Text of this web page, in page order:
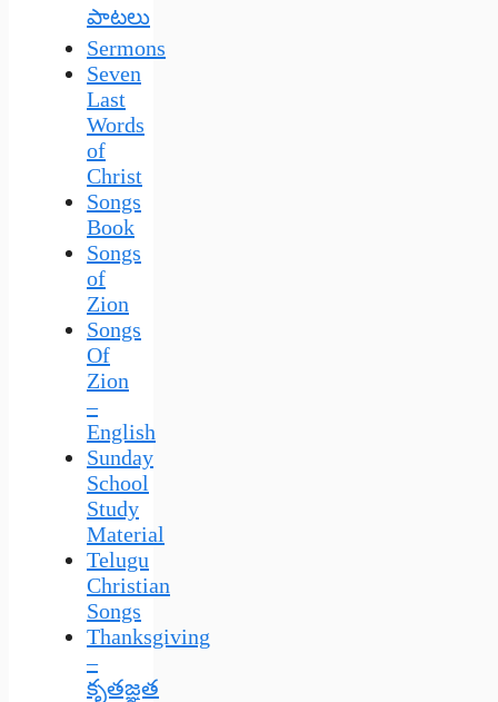
పాటలు
Sermons
Seven
Last
Words
of
Christ
Songs
Book
Songs
of
Zion
Songs
Of
Zion
–
English
Sunday
School
Study
Material
Telugu
Christian
Songs
Thanksgiving
–
కృతజ్ఞత